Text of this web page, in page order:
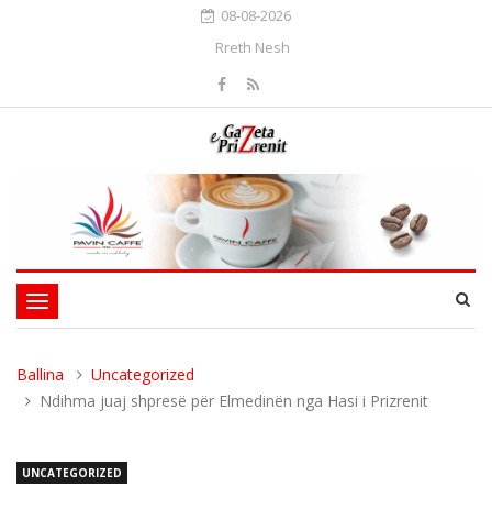
08-08-2026
Rreth Nesh
Toggle
navigation
Ballina
Uncategorized
Ndihma juaj shpresë për Elmedinën nga Hasi i Prizrenit
UNCATEGORIZED